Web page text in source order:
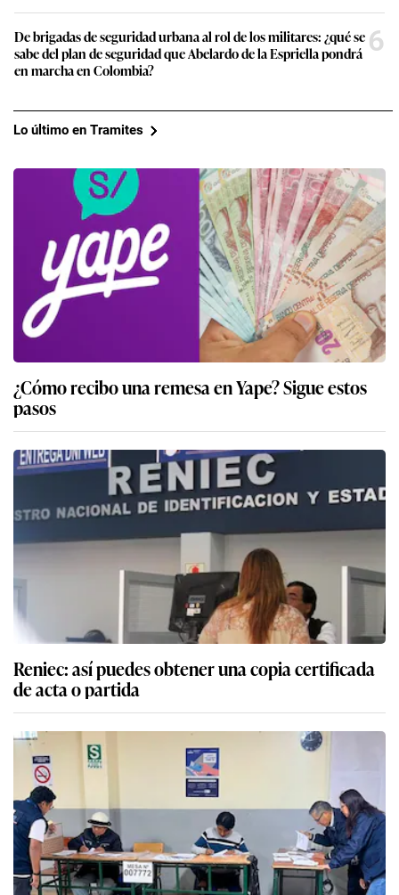
De brigadas de seguridad urbana al rol de los militares: ¿qué se
sabe del plan de seguridad que Abelardo de la Espriella pondrá
en marcha en Colombia?
6
Lo último en Tramites
¿Cómo recibo una remesa en Yape? Sigue estos
pasos
Reniec: así puedes obtener una copia certificada
de acta o partida